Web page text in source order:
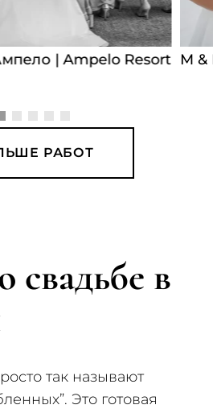
| Ampelo Resort M &
РАБОТ
свадьбе в
так называют
Это готовая